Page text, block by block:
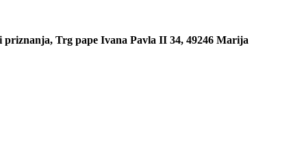
Trg pape Ivana Pavla II 34, 49246 Marija